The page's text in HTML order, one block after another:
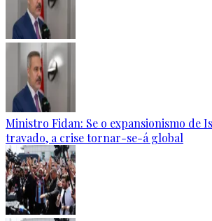
Ministro Fidan: Se o expansionismo de
travado, a crise tornar-se-á global